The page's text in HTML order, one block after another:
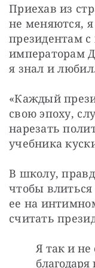
Приехав из
не меняются,
президентам
императорам
я знал и
«Каждый
свою эпоху,
нарезать
учебника
В школу,
чтобы
ее на
считать
Я так и не